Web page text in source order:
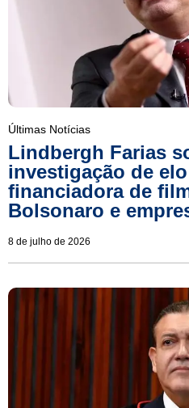
Últimas Notícias
Lindbergh Farias
investigação de
financiadora de
Bolsonaro e
8 de julho de 2026